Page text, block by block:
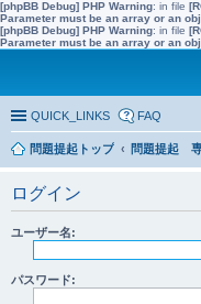
[phpBB Debug] PHP Warning: in file
Parameter must be an array or an
[phpBB Debug] PHP Warning: in file
Parameter must be an array or an
QUICK_LINKS FAQ
問題提起トップ
問題提起
ログイン
ユーザー名:
パスワード: